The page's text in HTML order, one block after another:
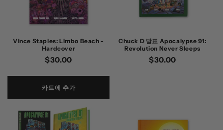
Vince Staples: Limbo Beach -
Hardcover
정
$30.00
카트에 추가
Chuck D 발표 Apocalypse 91:
Revolution Never Sleeps
정
$30.00